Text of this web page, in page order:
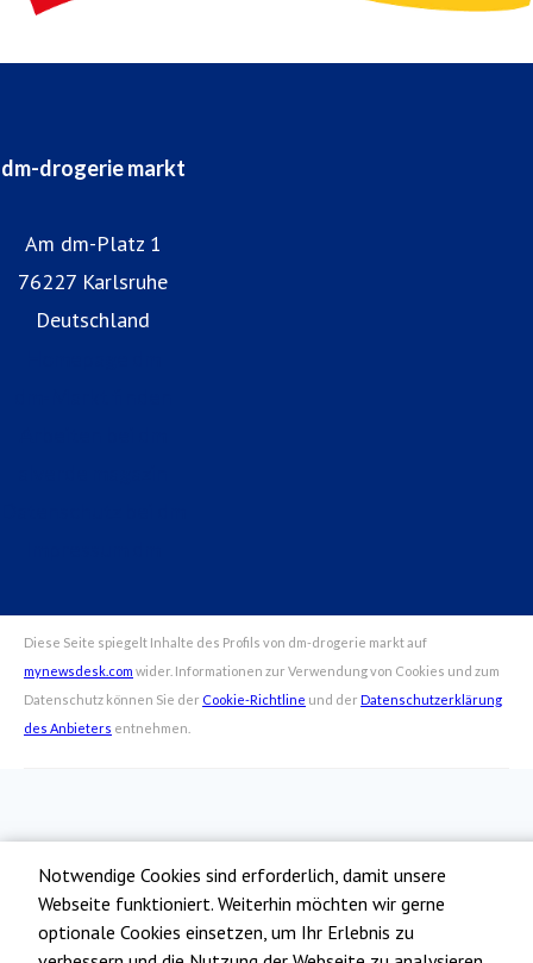
Notwendige Cookies sind erforderlich, damit unsere
Webseite funktioniert. Weiterhin möchten wir gerne
optionale Cookies einsetzen, um Ihr Erlebnis zu
dm-drogerie markt
Am dm-Platz 1
76227 Karlsruhe
Deutschland